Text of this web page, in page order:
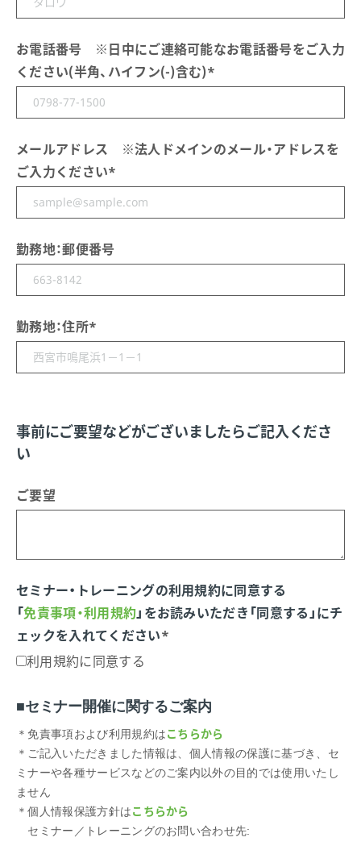
お電話番号 ※日中にご連絡可能なお電話番号をご入力
ください(半角、ハイフン(-)含む)*
メールアドレス ※法人ドメインのメール・アドレスを
ご入力ください*
勤務地：郵便番号
勤務地：住所*
事前にご要望などがございましたらご記入くださ
い
ご要望
セミナー・トレーニングの利⽤規約に同意する
「免責事項・利用規約」をお読みいただき「同意する」にチ
ェックを入れてください*
利用規約に同意する
■セミナー開催に関するご案内
＊免責事項および利用規約はこちらから
＊ご記入いただきました情報は、個人情報の保護に基づき、セ
ミナーや各種サービスなどのご案内以外の目的では使用いたし
ません
＊個人情報保護方針はこちらから
セミナー／トレーニングのお問い合わせ先: